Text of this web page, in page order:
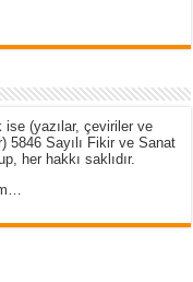
(yazılar, çeviriler ve
5846 Sayılı Fikir ve Sanat
her hakkı saklıdır.